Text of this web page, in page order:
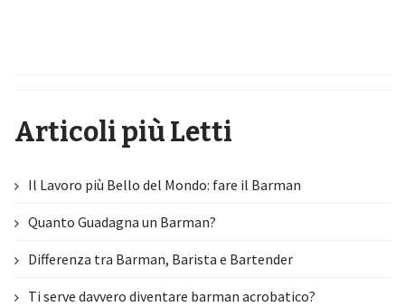
Articoli più Letti
Il Lavoro più Bello del Mondo: fare il Barman
Quanto Guadagna un Barman?
Differenza tra Barman, Barista e Bartender
Ti serve davvero diventare barman acrobatico?